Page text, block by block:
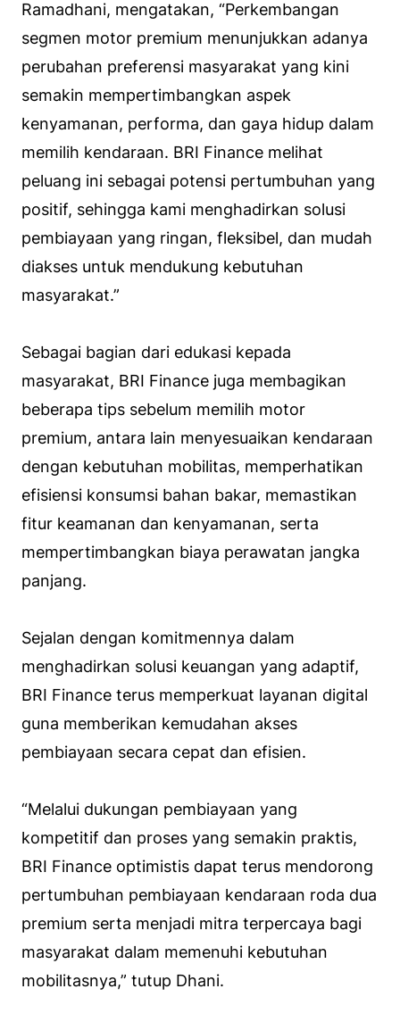
Ramadhani, mengatakan, “Perkembangan
segmen motor premium menunjukkan adanya
perubahan preferensi masyarakat yang kini
semakin mempertimbangkan aspek
kenyamanan, performa, dan gaya hidup dalam
memilih kendaraan. BRI Finance melihat
peluang ini sebagai potensi pertumbuhan yang
positif, sehingga kami menghadirkan solusi
pembiayaan yang ringan, fleksibel, dan mudah
diakses untuk mendukung kebutuhan
masyarakat.”
Sebagai bagian dari edukasi kepada
masyarakat, BRI Finance juga membagikan
beberapa tips sebelum memilih motor
premium, antara lain menyesuaikan kendaraan
dengan kebutuhan mobilitas, memperhatikan
efisiensi konsumsi bahan bakar, memastikan
fitur keamanan dan kenyamanan, serta
mempertimbangkan biaya perawatan jangka
panjang.
Sejalan dengan komitmennya dalam
menghadirkan solusi keuangan yang adaptif,
BRI Finance terus memperkuat layanan digital
guna memberikan kemudahan akses
pembiayaan secara cepat dan efisien.
“Melalui dukungan pembiayaan yang
kompetitif dan proses yang semakin praktis,
BRI Finance optimistis dapat terus mendorong
pertumbuhan pembiayaan kendaraan roda dua
premium serta menjadi mitra terpercaya bagi
masyarakat dalam memenuhi kebutuhan
mobilitasnya,” tutup Dhani.